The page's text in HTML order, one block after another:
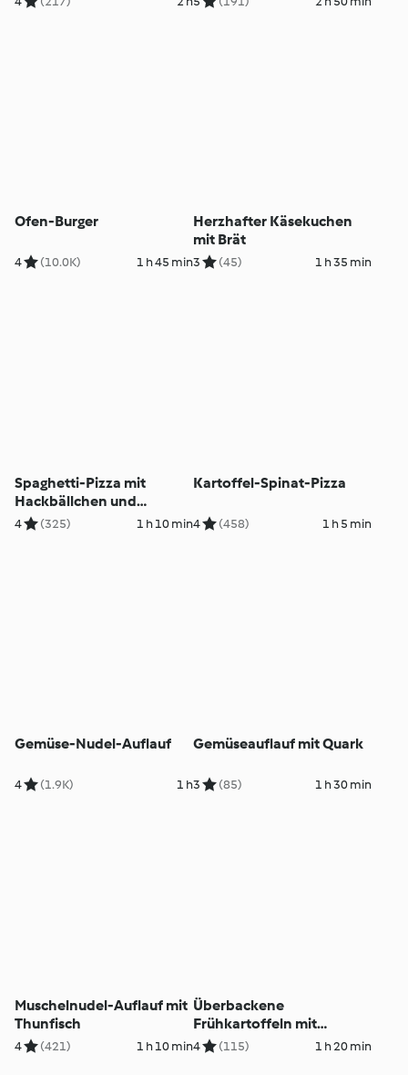
Ofen-Burger
4 (10.0K) 1 h 45 min
Herzhafter Käsekuchen
mit Brät
3 (45) 1 h 35 min
Spaghetti-Pizza mit
Hackbällchen und
Mozzarella
4 (325) 1 h 10 min
Kartoffel-Spinat-Pizza
4 (458) 1 h 5 min
Gemüse-Nudel-Auflauf
4 (1.9K) 1 h
Gemüseauflauf mit Quark
3 (85) 1 h 30 min
Muschelnudel-Auflauf mit
Thunfisch
4 (421) 1 h 10 min
Überbackene
Frühkartoffeln mit
Schinken und Erbsen
4 (115) 1 h 20 min